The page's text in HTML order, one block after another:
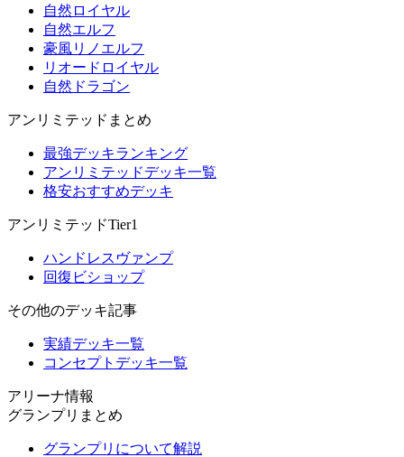
自然ロイヤル
自然エルフ
豪風リノエルフ
リオードロイヤル
自然ドラゴン
アンリミテッドまとめ
最強デッキランキング
アンリミテッドデッキ一覧
格安おすすめデッキ
アンリミテッドTier1
ハンドレスヴァンプ
回復ビショップ
その他のデッキ記事
実績デッキ一覧
コンセプトデッキ一覧
アリーナ情報
グランプリまとめ
グランプリについて解説